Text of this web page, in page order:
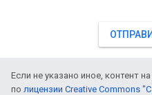
Если не указано иное, контент
по лицензии Creative Commons